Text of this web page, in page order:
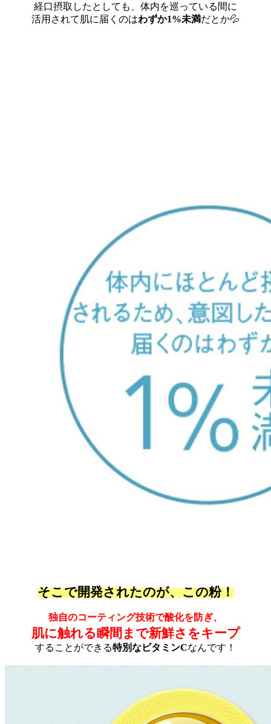
経口摂取したとしても、体内を巡っている間に
活用されて肌に届くのはわずか1%未満だとか💦
そこで開発されたのが、この粉！
独自のコーティング技術で酸化を防ぎ、
肌に触れる瞬間まで新鮮さをキープ
することができる特別なビタミンCなんです！